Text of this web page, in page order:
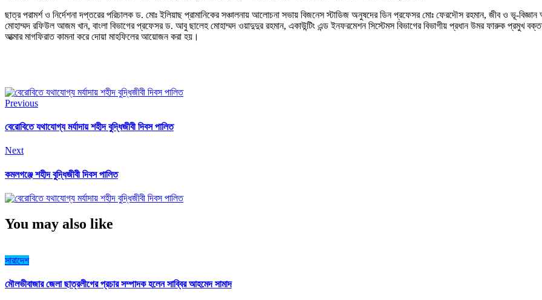
ছাত্র পরামর্শ ও নির্দেশনা দপ্তরের পরিচালক ড. মোঃ ইলিয়াছ প্রামানিকের সঞ্চালনায় আলোচনা সভায় বিজনেস স্টাডিজ অনুষদের ডিন প্রফেসর মোঃ ফেরদৌস রহমান, জীব ও ভূ-
মোহাম্মদ রফিউল আজম খান, বাংলা বিভাগের প্রফেসর ড. আবু ছালেহ মোহাম্মদ ওয়াদুদুর রহমান, একাউন্টিং এন্ড ইনফরমেশন সিস্টেমস বিভাগের বিভাগীয় প্রধান উমর ফারুক প্রমুখ
আত্মার মাগফিরাত কামনা করে দোয়া মাহফিলের আয়োজন করা হয়।
Previous
বেরোবিতে যথাযোগ্য মর্যাদায় শহীদ বুদ্ধিজীবী দিবস পালিত
Next
কমলগঞ্জে শহীদ বুদ্ধিজীবী দিবস পালিত
You may also like
সারাদেশ
মৌলভীবাজার জেলা ছাত্রলীগের প্রচার সম্পাদক হলেন সাব্বির আহমেদ সামাদ